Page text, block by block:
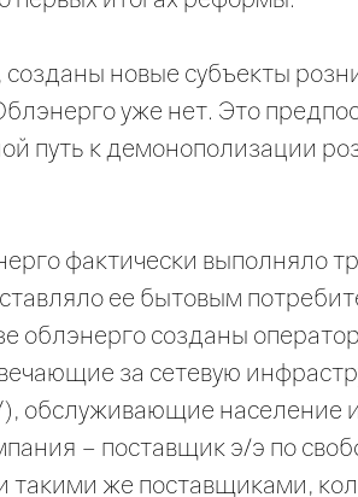
новые субъекты
уже нет. Это
путь к демонополизации
фактически выполняло
ее бытовым
облэнерго созданы
за сетевую
обслуживающие население
– поставщик э/э по
же поставщиками,